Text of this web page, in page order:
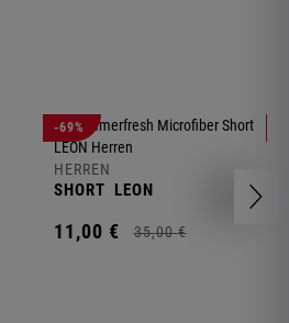
-69%
HERREN
SHORT LEON
11,00 € 35,00 €